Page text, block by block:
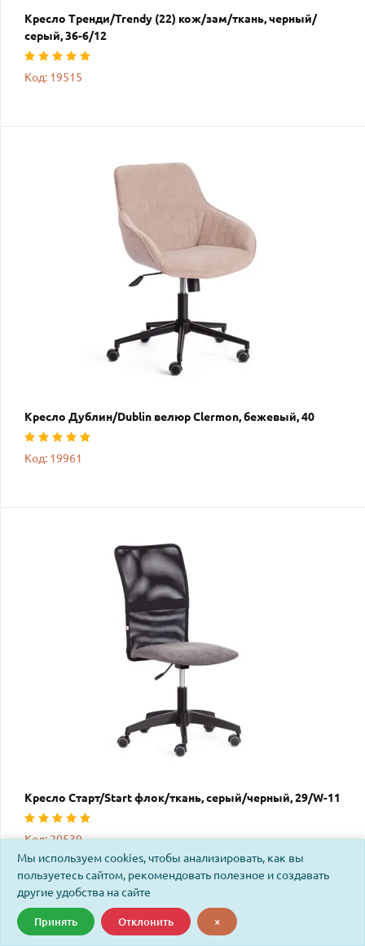
Кресло Тренди/Trendy (22) кож/зам/ткань, черный/
серый, 36-6/12
Код: 19515
Кресло Дублин/Dublin велюр Clermon, бежевый, 40
Код: 19961
Кресло Старт/Start флок/ткань, серый/черный, 29/W-11
Код: 20539
Мы используем cookies, чтобы анализировать, как вы
пользуетесь сайтом, рекомендовать полезное и создавать
другие удобства на сайте
Принять Отклонить ×